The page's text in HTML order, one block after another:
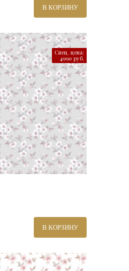
В КОРЗИНУ
Спец. цена:
4990 руб.
В КОРЗИНУ